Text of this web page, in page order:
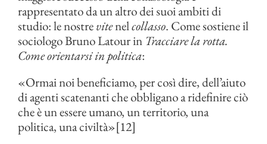
rappresentato da un altro dei suoi ambiti di
studio: le nostrevitenelcollasso. Come sostiene il
sociologo Bruno Latour in Tracciare la rotta.
Come orientarsi in politica:
«Ormai noi beneficiamo, per così dire, dell’aiuto
di agenti scatenanti che obbligano a ridefinire ciò
che è un essere umano, un territorio, una
politica, una civiltà»[12]